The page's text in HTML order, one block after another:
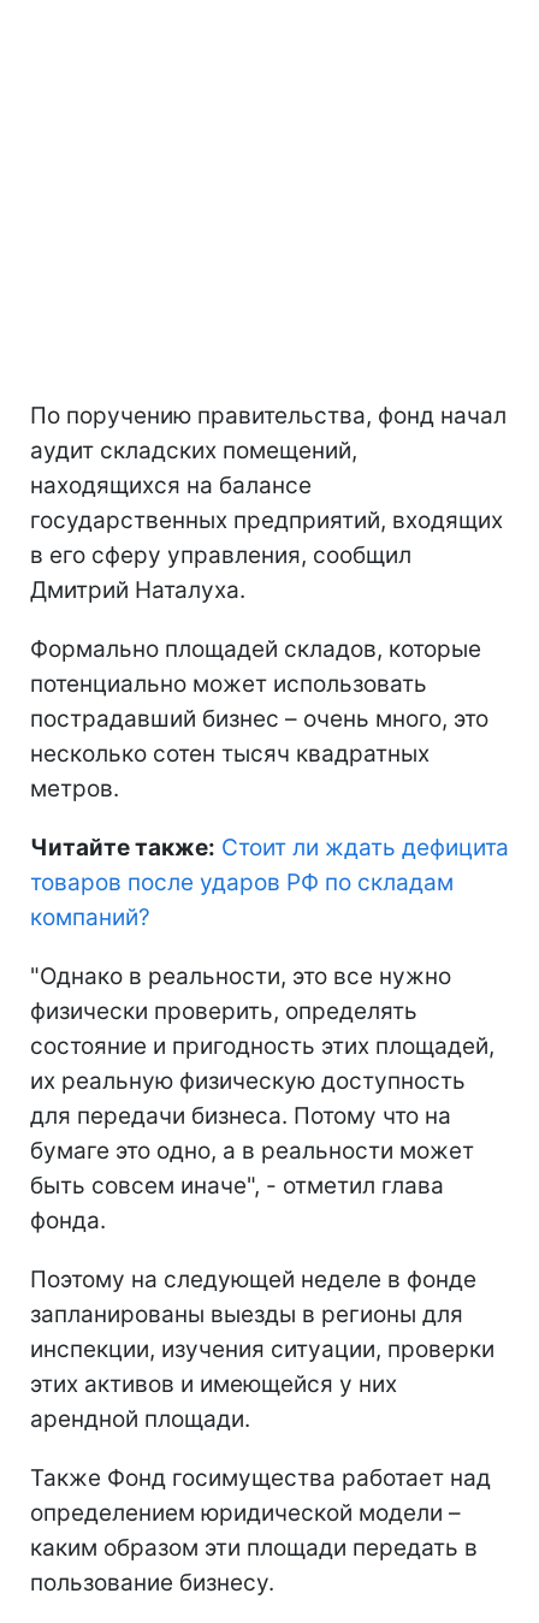
По поручению правительства, фонд начал
аудит складских помещений,
находящихся на балансе
государственных предприятий, входящих
в его сферу управления, сообщил
Дмитрий Наталуха.
Формально площадей складов, которые
потенциально может использовать
пострадавший бизнес – очень много, это
несколько сотен тысяч квадратных
метров.
Читайте также: Стоит ли ждать дефицита
товаров после ударов РФ по складам
компаний?
"Однако в реальности, это все нужно
физически проверить, определять
состояние и пригодность этих площадей,
их реальную физическую доступность
для передачи бизнеса. Потому что на
бумаге это одно, а в реальности может
быть совсем иначе", - отметил глава
фонда.
Поэтому на следующей неделе в фонде
запланированы выезды в регионы для
инспекции, изучения ситуации, проверки
этих активов и имеющейся у них
арендной площади.
Также Фонд госимущества работает над
определением юридической модели –
каким образом эти площади передать в
пользование бизнесу.